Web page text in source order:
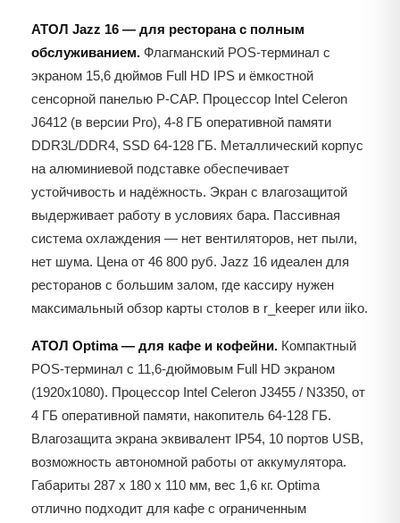
АТОЛ Jazz 16 — для ресторана с полным
обслуживанием. Флагманский POS-терминал с
экраном 15,6 дюймов Full HD IPS и ёмкостной
сенсорной панелью P-CAP. Процессор Intel Celeron
J6412 (в версии Pro), 4-8 ГБ оперативной памяти
DDR3L/DDR4, SSD 64-128 ГБ. Металлический корпус
на алюминиевой подставке обеспечивает
устойчивость и надёжность. Экран с влагозащитой
выдерживает работу в условиях бара. Пассивная
система охлаждения — нет вентиляторов, нет пыли,
нет шума. Цена от 46 800 руб. Jazz 16 идеален для
ресторанов с большим залом, где кассиру нужен
максимальный обзор карты столов в r_keeper или iiko.
АТОЛ Optima — для кафе и кофейни. Компактный
POS-терминал с 11,6-дюймовым Full HD экраном
(1920x1080). Процессор Intel Celeron J3455 / N3350, от
4 ГБ оперативной памяти, накопитель 64-128 ГБ.
Влагозащита экрана эквивалент IP54, 10 портов USB,
возможность автономной работы от аккумулятора.
Габариты 287 x 180 x 110 мм, вес 1,6 кг. Optima
отлично подходит для кафе с ограниченным